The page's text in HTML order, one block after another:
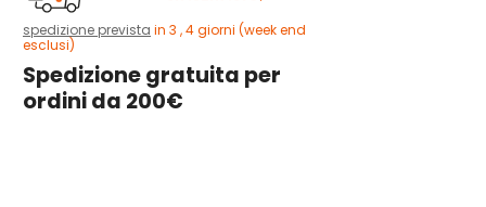
spedizione prevista in 3 , 4 giorni (week end
esclusi)
Spedizione gratuita per
ordini da 200€